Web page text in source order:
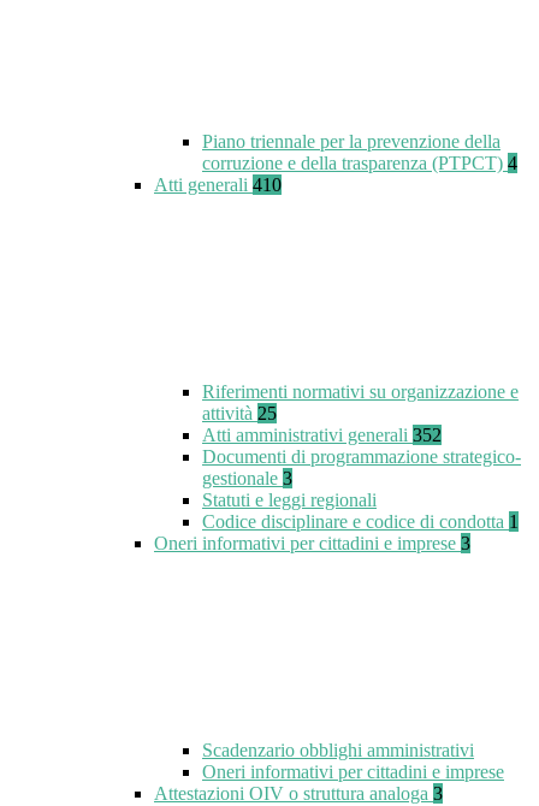
Piano triennale per la prevenzione della
corruzione e della trasparenza (PTPCT) 4
Atti generali 410
Riferimenti normativi su organizzazione e
attività 25
Atti amministrativi generali 352
Documenti di programmazione strategico-
gestionale 3
Statuti e leggi regionali
Codice disciplinare e codice di condotta 1
Oneri informativi per cittadini e imprese 3
Scadenzario obblighi amministrativi
Oneri informativi per cittadini e imprese
Attestazioni OIV o struttura analoga 3